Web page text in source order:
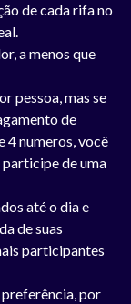
de cada rifa no
a menos que
pessoa, mas se
de
4 numeros, você
de uma
até o dia e
de suas
participantes
por